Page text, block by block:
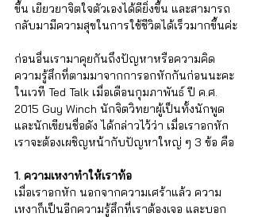
ขึ้น เยียวยาจิตใจตัวเองได้ดียิ่งขึ้น และสามารถ
กลับมามีความสุขในการใช้ชีวิตได้เร็วมากขึ้นค่ะ
ก่อนอื่นเรามาคุยกันถึงปัญหาหรือความคิด
ความรู้สึกที่ตามมาจากการอกหักกันก่อนนะคะ
ในเวที Ted Talk เมื่อเดือนกุมภาพันธ์ ปี ค.ศ.
2015 Guy Winch นักจิตวิทยาผู้เป็นทั้งนักพูด
และนักเขียนชื่อดัง ได้กล่าวไว้ว่า เมื่อเราอกหัก
เราจะต้องเผชิญหน้ากับปัญหาใหญ่ ๆ 3 ข้อ คือ
1. ความเหงาทำให้เราท้อ
เมื่อเราอกหัก นอกจากความเศร้าแล้ว ความ
เหงาก็เป็นอีกความรู้สึกที่เราต้องเจอ และบอก